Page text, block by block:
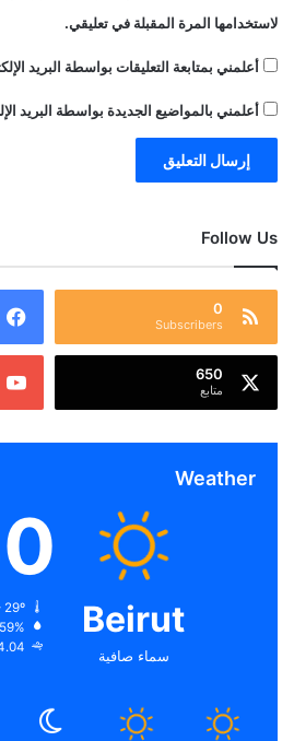
لاستخدامها المرة المقبلة في تعليقي.
أعلمني بمتابعة التعليقات بواسطة البريد
أعلمني بالمواضيع الجديدة بواسطة البريد
Follow Us
0
Subscribers
650
متابع
Weather
Beirut
سماء صافية
59%
4.04 كيلومتر/